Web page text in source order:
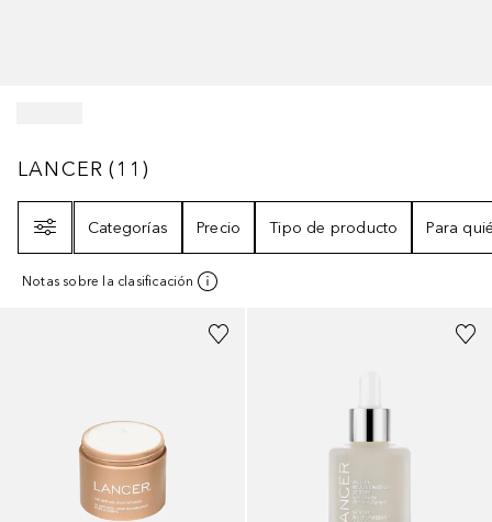
LANCER 11
LANCER (11 )
Categorías
Precio Tipo de producto Para
Notas sobre la clasificación